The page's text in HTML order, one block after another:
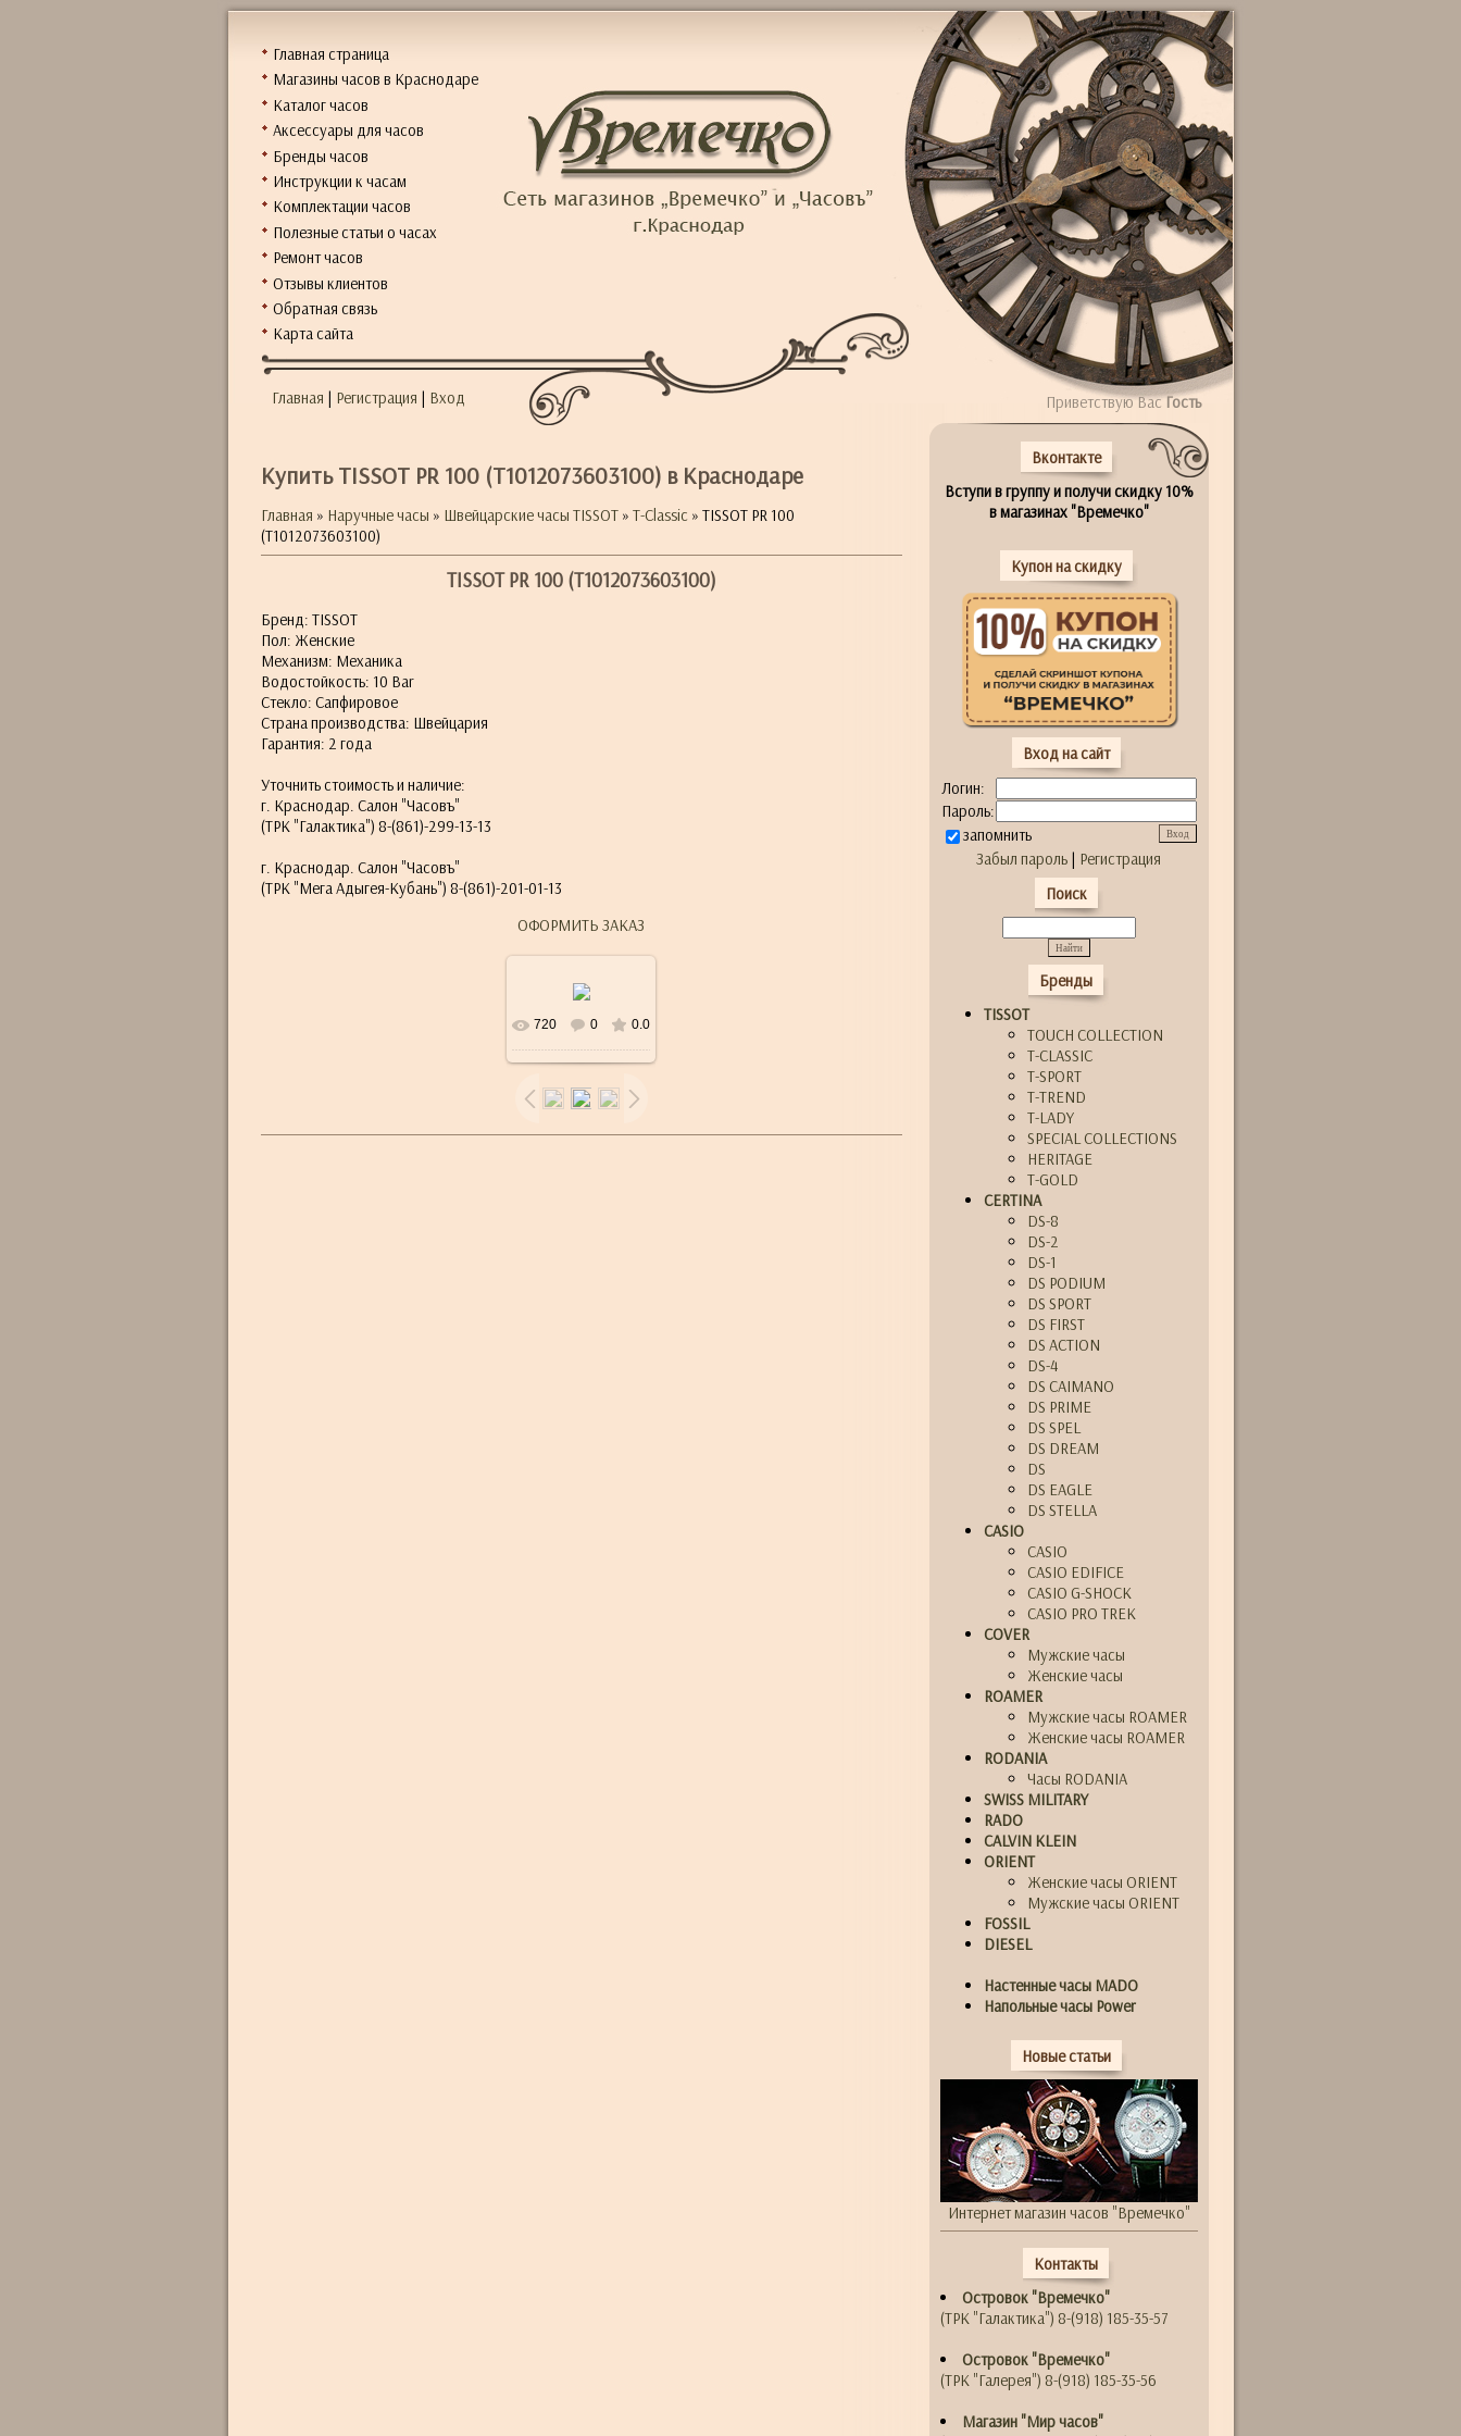
Главная страница
Магазины часов в Краснодаре
Каталог часов
Аксессуары для часов
Бренды часов
Инструкции к часам
Комплектации часов
Полезные статьи о часах
Ремонт часов
Отзывы клиентов
Обратная связь
Карта сайта
Главная | Регистрация | Вход
Купить TISSOT PR 100 (T1012073603100) в Краснодаре
Главная » Наручные часы » Швейцарские часы TISSOT» T-Classic» TISSOT PR 100
(T1012073603100)
TISSOT PR 100 (T1012073603100)
Бренд: TISSOT
Пол: Женские
Механизм: Механика
Водостойкость: 10 Bar
Стекло: Сапфировое
Страна производства: Швейцария
Гарантия: 2 года
Уточнить стоимость и наличие:
г. Краснодар. Салон "Часовъ"
(ТРК "Галактика") 8-(861)-299-13-13
г. Краснодар. Салон "Часовъ"
(ТРК "Мега Адыгея-Кубань") 8-(861)-201-01-13
ОФОРМИТЬ ЗАКАЗ
720 0 0.0
Приветствую ВасГость
Вконтакте
Вступи в группу и получи скидку 10%
в магазинах "Времечко"
Купон на скидку
Вход на сайт
Логин:
Пароль:
запомнить
Забыл пароль | Регистрация
Поиск
Бренды
TISSOT
TOUCH COLLECTION
T-CLASSIC
T-SPORT
T-TREND
T-LADY
SPECIAL COLLECTIONS
HERITAGE
T-GOLD
CERTINA
DS-8
DS-2
DS-1
DS PODIUM
DS SPORT
DS FIRST
DS ACTION
DS-4
DS CAIMANO
DS PRIME
DS SPEL
DS DREAM
DS
DS EAGLE
DS STELLA
CASIO
CASIO
CASIO EDIFICE
CASIO G-SHOCK
CASIO PRO TREK
COVER
Мужские часы
Женские часы
ROAMER
Мужские часы ROAMER
Женские часы ROAMER
RODANIA
Часы RODANIA
SWISS MILITARY
RADO
CALVIN KLEIN
ORIENT
Женские часы ORIENT
Мужские часы ORIENT
FOSSIL
DIESEL
Настенные часы MADO
Напольные часы Power
Новые статьи
Интернет магазин часов "Времечко"
Контакты
Островок "Времечко"
(ТРК "Галактика") 8-(918) 185-35-57
Островок "Времечко"
(ТРК "Галерея") 8-(918) 185-35-56
Магазин "Мир часов"